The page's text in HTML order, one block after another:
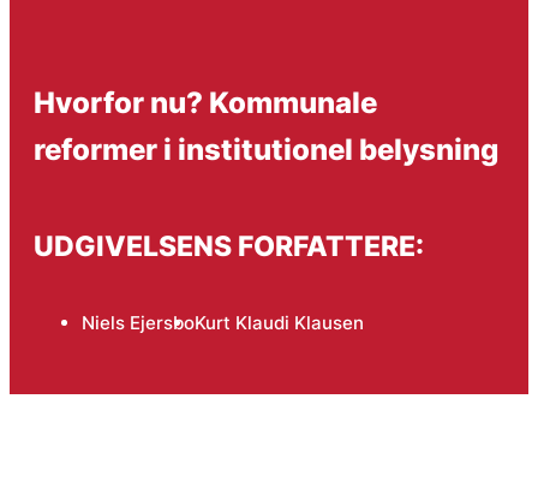
Hvorfor nu? Kommunale
reformer i institutionel belysning
UDGIVELSENS FORFATTERE:
Niels EjersboKurt Klaudi Klausen